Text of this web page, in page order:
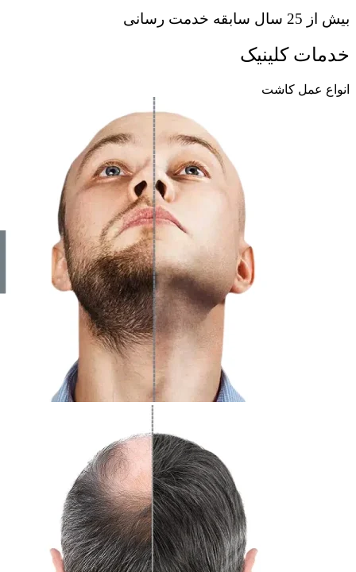
بیش از 25 سال سابقه خدمت رسانی
خدمات کلینیک
انواع عمل کاشت